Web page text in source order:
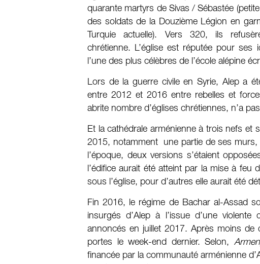
quarante martyrs de Sivas / Sébastée
des soldats de la Douzième Légion en
Turquie actuelle). Vers 320, ils
chrétienne. L’église est réputée pour ses
l’une des plus célèbres de l’école alépine
Lors de la guerre civile en Syrie, Alep a
entre 2012 et 2016 entre rebelles et
abrite nombre d’églises chrétiennes, n’a
Et la cathédrale arménienne à trois nefs et
2015, notamment une partie de ses murs,
l’époque, deux versions s’étaient
l’édifice aurait été atteint par la mise à
sous l’église, pour d’autres elle aurait été
Fin 2016, le régime de Bachar al-Assad
insurgés d’Alep à l’issue d’une
annoncés en juillet 2017. Après moins de
portes le week-end dernier. Selon,
financée par la communauté arménienne